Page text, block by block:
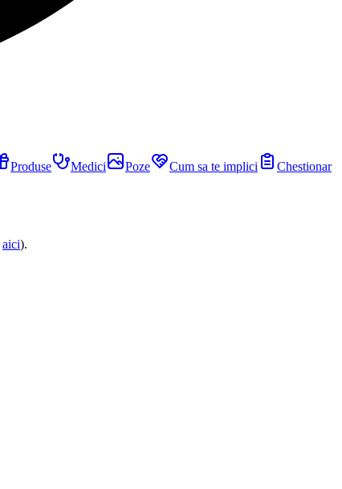
Produse Medici Poze Cum sa te implici
Chestionar
aici).